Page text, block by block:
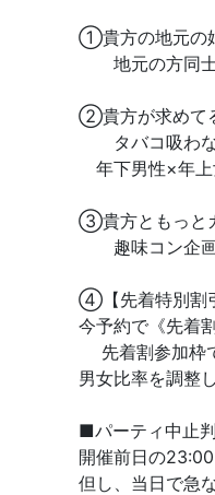
①貴方の地元の
地元の方同士
②貴方が求めて
タバコ吸わな
年下男性×年上
③貴方ともっと
趣味コン企画
④【先着特別割
今予約で《先着
先着割参加枠
男女比率を調整
■パーティ中止
開催前日の
但し、当日で急